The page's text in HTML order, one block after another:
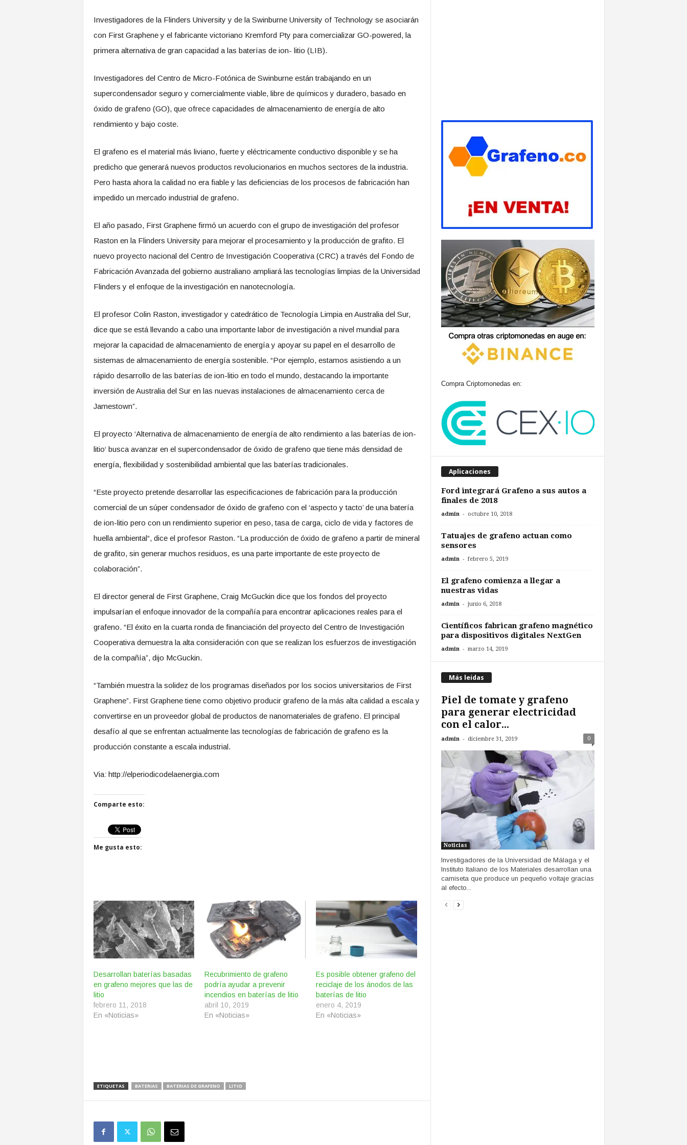
Investigadores de la Flinders University y de la Swinburne University of Technology se asociarán
con First Graphene y el fabricante victoriano Kremford Pty para comercializar GO-powered, la
primera alternativa de gran capacidad a las baterías de ion- litio (LIB).
Investigadores del Centro de Micro-Fotónica de Swinburne están trabajando en un
supercondensador seguro y comercialmente viable, libre de químicos y duradero, basado en
óxido de grafeno (GO), que ofrece capacidades de almacenamiento de energía de alto
rendimiento y bajo coste.
El grafeno es el material más liviano, fuerte y eléctricamente conductivo disponible y se ha
predicho que generará nuevos productos revolucionarios en muchos sectores de la industria.
Pero hasta ahora la calidad no era fiable y las deficiencias de los procesos de fabricación han
impedido un mercado industrial de grafeno.
El año pasado, First Graphene firmó un acuerdo con el grupo de investigación del profesor
Raston en la Flinders University para mejorar el procesamiento y la producción de grafito. El
nuevo proyecto nacional del Centro de Investigación Cooperativa (CRC) a través del Fondo de
Fabricación Avanzada del gobierno australiano ampliará las tecnologías limpias de la Universidad
Flinders y el enfoque de la investigación en nanotecnología.
El profesor Colin Raston, investigador y catedrático de Tecnología Limpia en Australia del Sur,
dice que se está llevando a cabo una importante labor de investigación a nivel mundial para
mejorar la capacidad de almacenamiento de energía y apoyar su papel en el desarrollo de
sistemas de almacenamiento de energía sostenible. “Por ejemplo, estamos asistiendo a un
rápido desarrollo de las baterías de ion-litio en todo el mundo, destacando la importante
inversión de Australia del Sur en las nuevas instalaciones de almacenamiento cerca de
Jamestown”.
El proyecto ‘Alternativa de almacenamiento de energía de alto rendimiento a las baterías de ion-
litio‘ busca avanzar en el supercondensador de óxido de grafeno que tiene más densidad de
energía, flexibilidad y sostenibilidad ambiental que las baterías tradicionales.
“Este proyecto pretende desarrollar las especificaciones de fabricación para la producción
comercial de un súper condensador de óxido de grafeno con el ‘aspecto y tacto’ de una batería
de ion-litio pero con un rendimiento superior en peso, tasa de carga, ciclo de vida y factores de
huella ambiental“, dice el profesor Raston. “La producción de óxido de grafeno a partir de mineral
de grafito, sin generar muchos residuos, es una parte importante de este proyecto de
colaboración”.
El director general de First Graphene, Craig McGuckin dice que los fondos del proyecto
impulsarían el enfoque innovador de la compañía para encontrar aplicaciones reales para el
grafeno. “El éxito en la cuarta ronda de financiación del proyecto del Centro de Investigación
Cooperativa demuestra la alta consideración con que se realizan los esfuerzos de investigación
de la compañía”, dijo McGuckin.
“También muestra la solidez de los programas diseñados por los socios universitarios de First
Graphene”. First Graphene tiene como objetivo producir grafeno de la más alta calidad a escala y
convertirse en un proveedor global de productos de nanomateriales de grafeno. El principal
desafío al que se enfrentan actualmente las tecnologías de fabricación de grafeno es la
producción constante a escala industrial.
Via: http://elperiodicodelaenergia.com
Comparte esto:
Me gusta esto:
Desarrollan baterías basadas
en grafeno mejores que las de
litio
febrero 11, 2018
En «Noticias»
Recubrimiento de grafeno
podría ayudar a prevenir
incendios en baterías de litio
abril 10, 2019
En «Noticias»
Es posible obtener grafeno del
reciclaje de los ánodos de las
baterías de litio
enero 4, 2019
En «Noticias»
ETIQUETAS BATERIAS BATERIAS DE GRAFENO LITIO
Compra Criptomonedas en:
Aplicaciones
Ford integrará Grafeno a sus autos a
finales de 2018
admin - octubre 10, 2018
Tatuajes de grafeno actuan como
sensores
admin - febrero 5, 2019
El grafeno comienza a llegar a
nuestras vidas
admin - junio 6, 2018
Científicos fabrican grafeno magnético
para dispositivos digitales NextGen
admin - marzo 14, 2019
Más leídas
Piel de tomate y grafeno
para generar electricidad
con el calor...
admin - diciembre 31, 2019 0
Noticias
Investigadores de la Universidad de Málaga y el
Instituto Italiano de los Materiales desarrollan una
camiseta que produce un pequeño voltaje gracias
al efecto...